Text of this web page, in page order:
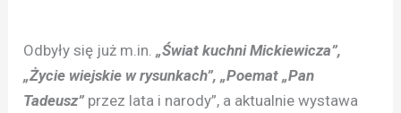
Odbyły się już m.in.„Świat kuchni Mickiewicza”,
„Życie wiejskie w rysunkach”, „Poemat „Pan
Tadeusz” przez lata i narody”, a aktualnie wystawa